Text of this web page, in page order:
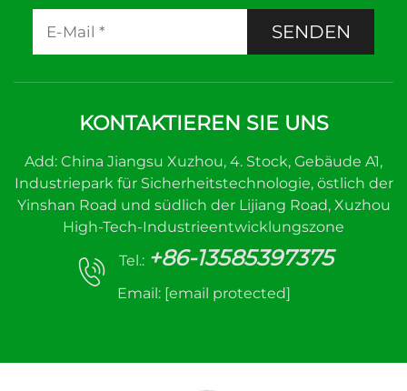
SENDEN
KONTAKTIEREN SIE UNS
Add: China Jiangsu Xuzhou, 4. Stock, Gebäude A1,
Industriepark für Sicherheitstechnologie, östlich der
Yinshan Road und südlich der Lijiang Road, Xuzhou
High-Tech-Industrieentwicklungszone
Tel.: +86-13585397375
Email: [email protected]